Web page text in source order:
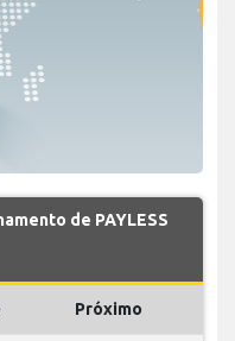
de PAYLESS
Próximo